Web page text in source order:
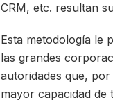
CRM, etc. resultan
Esta metodología le
las grandes
autoridades que,
mayor capacidad de